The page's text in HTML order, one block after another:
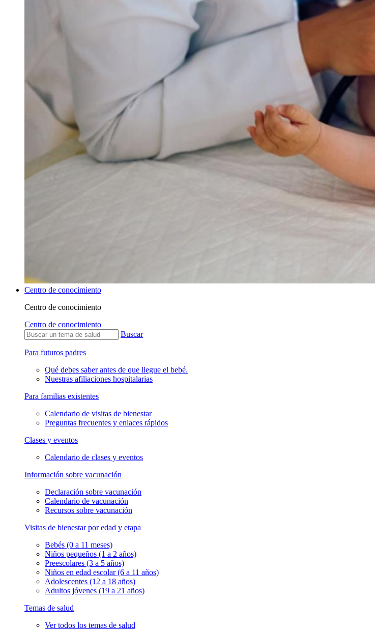
Centro de conocimiento
Centro de conocimiento
Centro de conocimiento
Buscar
Para futuros padres
Qué debes saber antes de que llegue el bebé.
Nuestras afiliaciones hospitalarias
Para familias existentes
Calendario de visitas de bienestar
Preguntas frecuentes y enlaces rápidos
Clases y eventos
Calendario de clases y eventos
Información sobre vacunación
Declaración sobre vacunación
Calendario de vacunación
Recursos sobre vacunación
Visitas de bienestar por edad y etapa
Bebés (0 a 11 meses)
Niños pequeños (1 a 2 años)
Preescolares (3 a 5 años)
Niños en edad escolar (6 a 11 años)
Adolescentes (12 a 18 años)
Adultos jóvenes (19 a 21 años)
Temas de salud
Ver todos los temas de salud